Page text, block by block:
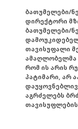
ბათუმელები/
დირექტორი
ბათუმელები/
თავისუფალი
ამაღლობელმა
რომ ის არის
პატიმარი, არ
აგრძელებს